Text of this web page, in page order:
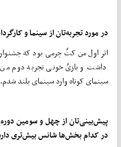
در مورد تجربه‌تان از سینما و
اثر اول من کتً چرمی بود که
داشت و بازیً خونی تجربه دوم من
سینمای کوتاه وارد سینمای بلند شدم.
پیش‌بینی‌تان از چهل و سومین
در کدام بخش‌ها شانس بیش‌تری